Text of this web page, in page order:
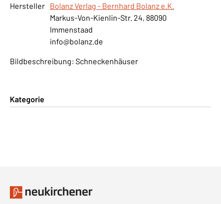
Hersteller Bolanz Verlag - Bernhard Bolanz e.K.
Markus-Von-Kienlin-Str. 24, 88090
Immenstaad
info@bolanz.de
Bildbeschreibung: Schneckenhäuser
Kategorie